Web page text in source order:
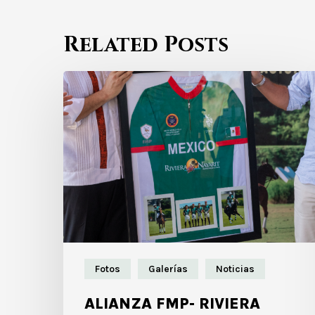
Related Posts
Fotos Galerías Noticias
ALIANZA FMP- RIVIERA